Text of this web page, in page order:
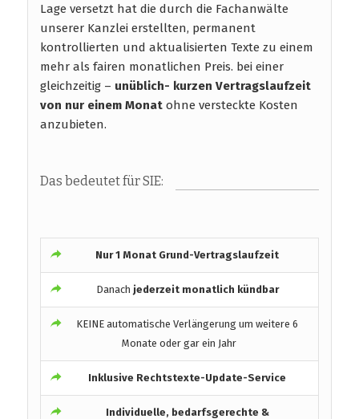
Lage versetzt hat die durch die Fachanwälte
unserer Kanzlei erstellten, permanent
kontrollierten und aktualisierten Texte zu einem
mehr als fairen monatlichen Preis. bei einer
gleichzeitig – unüblich- kurzen Vertragslaufzeit
von nur einem Monat ohne versteckte Kosten
anzubieten.
Das bedeutet für SIE:
Nur 1 Monat Grund-Vertragslaufzeit
Danach jederzeit monatlich kündbar
KEINE automatische Verlängerung um weitere 6
Monate oder gar ein Jahr
Inklusive Rechtstexte-Update-Service
Individuelle, bedarfsgerechte &